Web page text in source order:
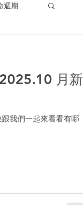
週期
月新
我們一起來看看有哪